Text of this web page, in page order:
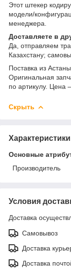
Этот штекер
модели/
менеджера.
Доставляете в
Да, отправляем
Казахстану;
Поставка из
Оригинальная
по артикулу. Цена
Скрыть
Характеристики
Основные
Производитель
Условия
Доставка
Самовывоз
Доставка
Доставка